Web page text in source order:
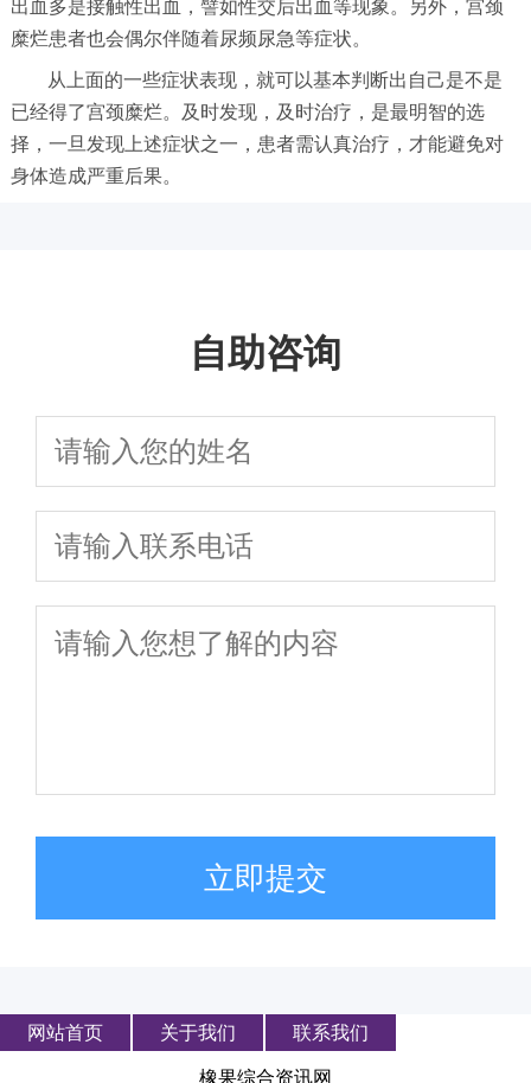
出血多是接触性出血，譬如性交后出血等现象。另外，宫颈
糜烂患者也会偶尔伴随着尿频尿急等症状。
从上面的一些症状表现，就可以基本判断出自己是不是
已经得了宫颈糜烂。及时发现，及时治疗，是最明智的选
择，一旦发现上述症状之一，患者需认真治疗，才能避免对
身体造成严重后果。
自助咨询
立即提交
网站首页 关于我们 联系我们
橡果综合资讯网